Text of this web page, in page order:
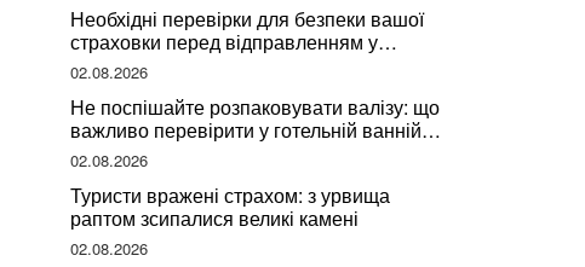
Необхідні перевірки для безпеки вашої
страховки перед відправленням у
подорож
02.08.2026
Не поспішайте розпаковувати валізу: що
важливо перевірити у готельній ванній
за словами досвідченої мандрівниці
02.08.2026
Туристи вражені страхом: з урвища
раптом зсипалися великі камені
02.08.2026